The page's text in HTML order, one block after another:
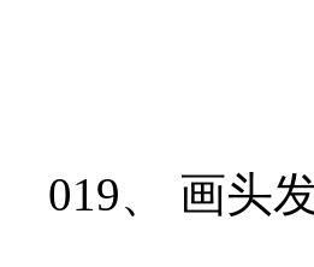
019、 画头